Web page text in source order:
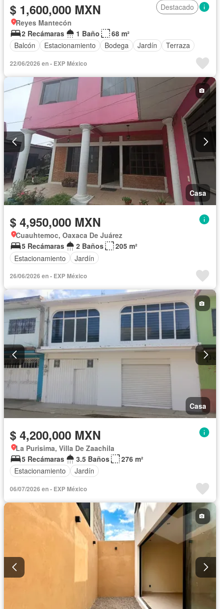
$ 1,600,000 MXN
Destacado
Reyes Mantecón
2 Recámaras
1 Baño
68 m²
Balcón
Estacionamiento Bodega Jardín Terraza
22/06/2026 en - EXP México
Casa
$ 4,950,000 MXN
Cuauhtemoc, Oaxaca De Juárez
5 Recámaras
2 Baños
205 m²
Estacionamiento
Jardín
26/06/2026 en - EXP México
Casa
$ 4,200,000 MXN
La Purisima, Villa De Zaachila
5 Recámaras
3.5 Baños
276 m²
Estacionamiento
Jardín
06/07/2026 en - EXP México